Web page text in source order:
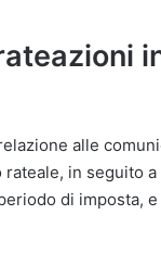
alle
in seguito
di imposta,